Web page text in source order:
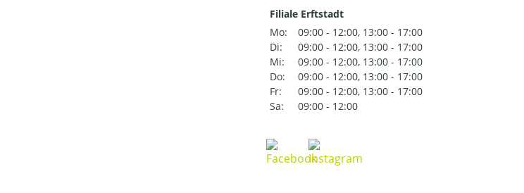
Filiale Erftstadt
Mo:
09:00 - 12:00, 13:00 - 17:00
Di:
09:00 - 12:00, 13:00 - 17:00
Mi:
09:00 - 12:00, 13:00 - 17:00
Do:
09:00 - 12:00, 13:00 - 17:00
Fr:
09:00 - 12:00, 13:00 - 17:00
Sa:
09:00 - 12:00